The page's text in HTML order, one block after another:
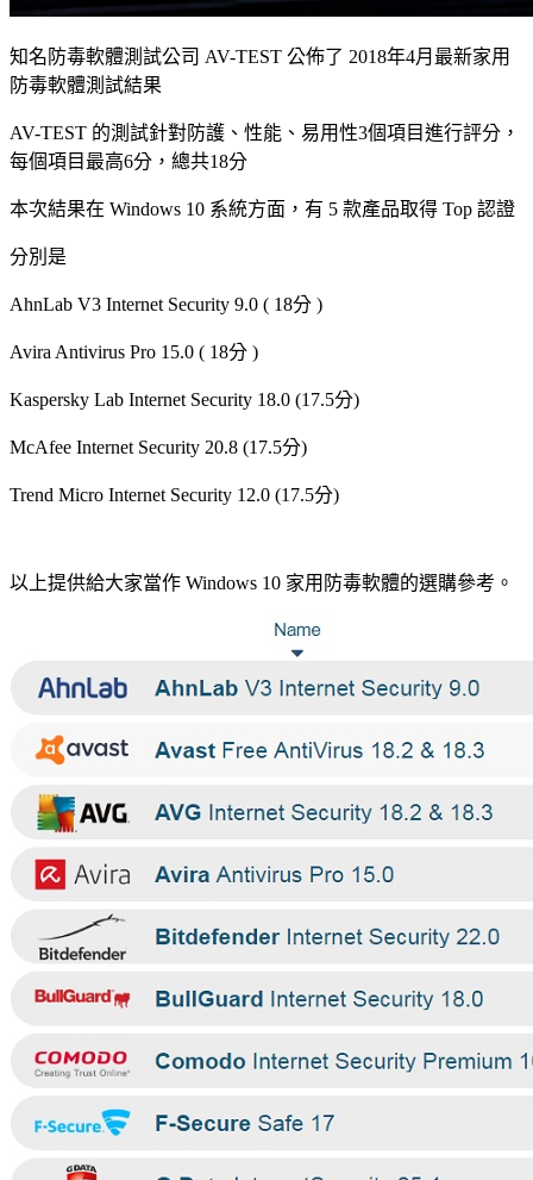
知名防毒軟體測試公司 AV-TEST 公佈了 2018年4月最新家用
防毒軟體測試結果
AV-TEST 的測試針對防護、性能、易用性3個項目進行評分，
每個項目最高6分，總共18分
本次結果在 Windows 10 系統方面，有 5 款產品取得 Top 認證
分別是
AhnLab V3 Internet Security 9.0 ( 18分 )
Avira Antivirus Pro 15.0 ( 18分 )
Kaspersky Lab Internet Security 18.0 (17.5分)
McAfee Internet Security 20.8 (17.5分)
Trend Micro Internet Security 12.0 (17.5分)
以上提供給大家當作 Windows 10 家用防毒軟體的選購參考。